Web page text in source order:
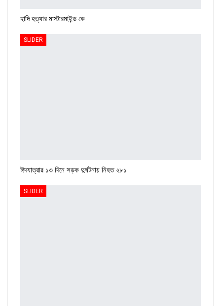
হাদি হত্যার মাস্টারমাইন্ড কে
SLIDER
ঈদযাত্রার ১৩ দিনে সড়ক দুর্ঘটনায় নিহত ২৮১
SLIDER